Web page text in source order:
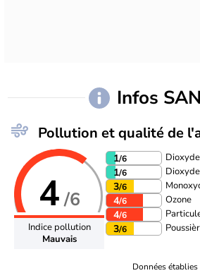
Infos
Pollution et qualité de
4/6
Indice pollution
Mauvais
1/6
1/6
3/6
4/6 Ozone
4/6
3/6
Données